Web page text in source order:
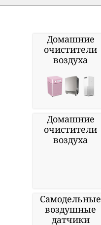
Домашние
очистители
воздуха
Домашние
очистители
воздуха
Самодельные
воздушные
датчики